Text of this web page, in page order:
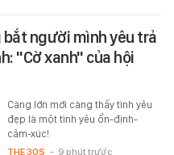
bắt người mình yêu trả
"Cờ xanh" của hội
Càng lớn mới càng thấy tình yêu
đẹp là một tình yêu ổn-định-
cảm-xúc!
THE 30S - 9 phút trước